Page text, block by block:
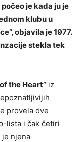
je kada ju je
klubu u
objavila je 1977.
stekla tek
the Heart” iz
provela dve
lista i čak četiri
je njena